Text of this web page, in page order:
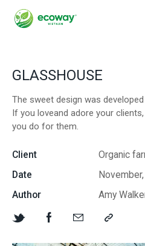
GLASSHOUSE
The sweet design was
If you loveand adore your
you do for them.
Client
Organic
Date
Author
Amy